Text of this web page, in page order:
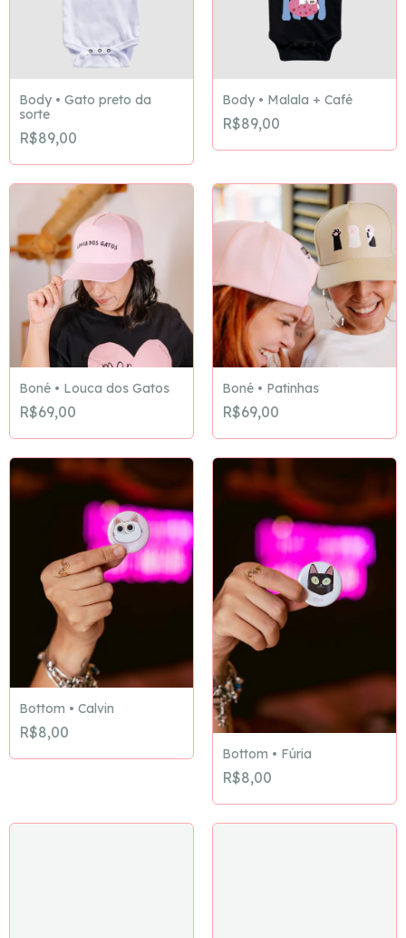
Body • Gato preto da
sorte
R$89,00
Body • Malala + Café
R$89,00
Boné • Louca dos Gatos
R$69,00
Boné • Patinhas
R$69,00
Bottom • Calvin
R$8,00
Bottom • Fúria
R$8,00